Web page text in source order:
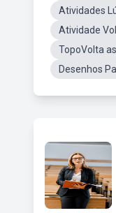
Atividades
Atividade
TopoVolta
Desenhos